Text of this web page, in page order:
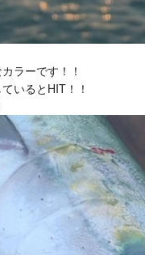
ラーです！！
いるとHIT！！